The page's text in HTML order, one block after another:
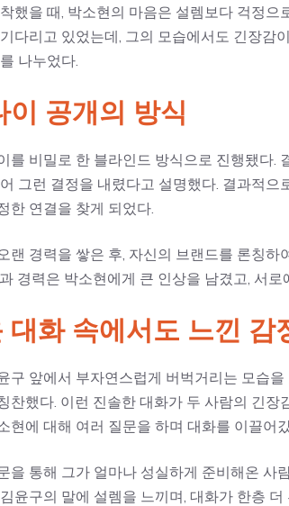
했을 때, 박소현의 마음은 설렘보다 걱정으
다리고 있었는데, 그의 모습에서도 긴장감
나누었다.
이 공개의 방식
를 비밀로 한 블라인드 방식으로 진행됐다.
그런 결정을 내렸다고 설명했다. 결과적으
한 연결을 찾게 되었다.
랜 경력을 쌓은 후, 자신의 브랜드를 론칭하
경력은 박소현에게 큰 인상을 남겼고, 서로
대화 속에서도 느낀 감
구 앞에서 부자연스럽게 버벅거리는 모습
찬했다. 이런 진솔한 대화가 두 사람의 긴장
현에 대해 여러 질문을 하며 대화를 이끌어
을 통해 그가 얼마나 성실하게 준비해온 사
윤구의 말에 설렘을 느끼며, 대화가 한층 더